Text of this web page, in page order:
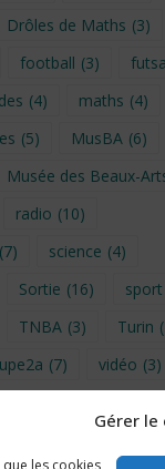
Gérer le
les cookies
Drôles de Maths (3)
football (3)
(4) maths (4)
(5) MusBA (6)
Musée des Beaux-
radio (10)
(7) science (4)
Sortie (16) sport
TNBA (3) Turin
upe2a (7) vidéo (3)